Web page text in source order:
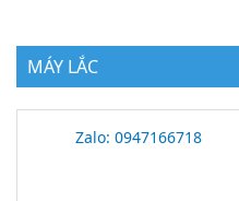
MÁY LẮC
Zalo: 0947166718